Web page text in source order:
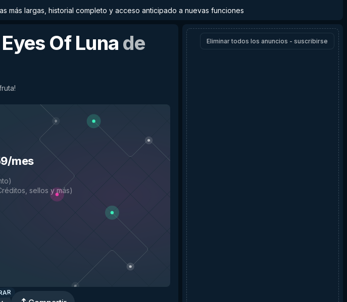
más largas, historial completo y acceso anticipado a nuevas funciones
Eyes Of Luna de
mes
)
sellos y más)
Eliminar todos los anuncios - suscribirse